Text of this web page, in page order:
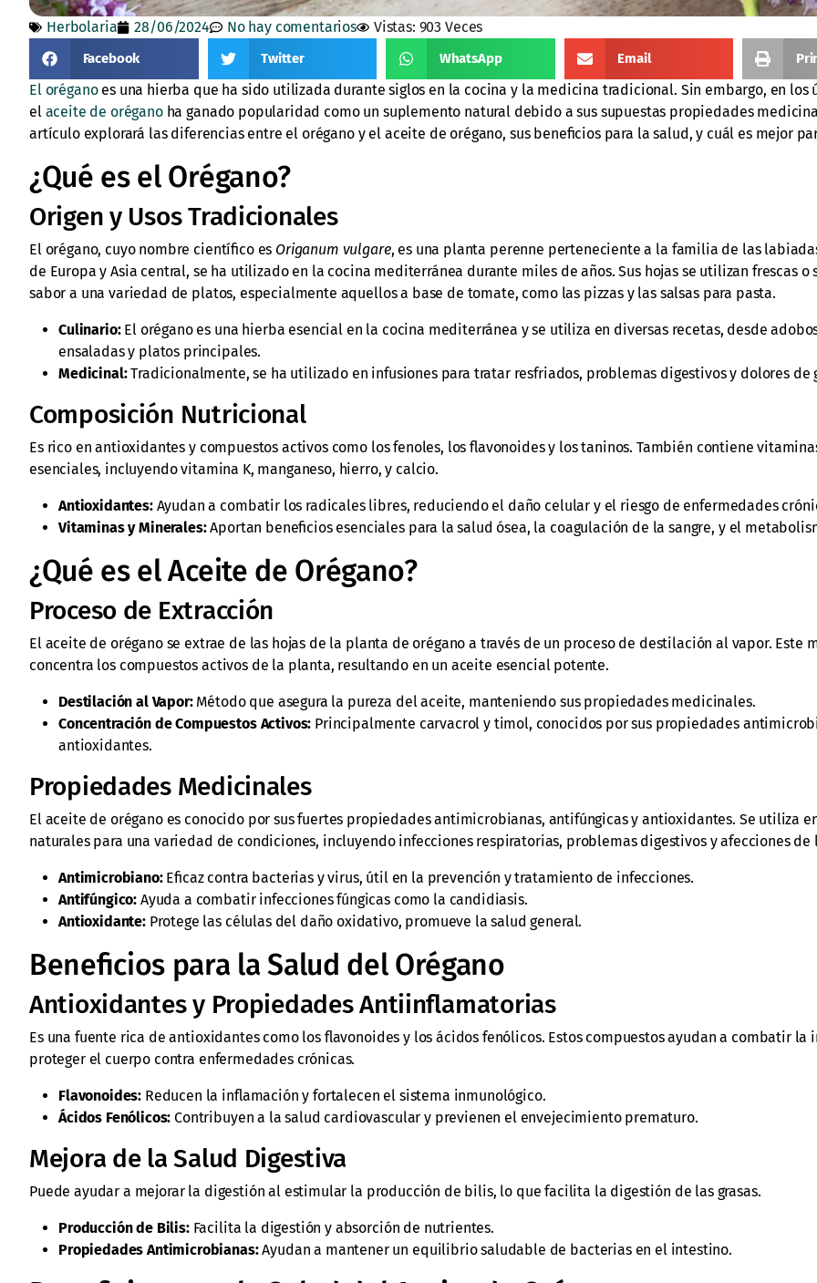
Herbolaria 28/06/2024 No hay comentarios Vistas: 903 Veces
Facebook Twitter WhatsApp Email
El oréganoes una hierba que ha sido utilizada durante siglos en la cocina y la medicina tradicional. Sin embargo, en los
el aceite de oréganoha ganado popularidad como un suplemento natural debido a sus supuestas propiedades
artículo explorará las diferencias entre el orégano y el aceite de orégano, sus beneficios para la salud, y cuál es mejor
¿Qué es el Orégano?
Origen y Usos Tradicionales
El orégano, cuyo nombre científico es Origanum vulgare, es una planta perenne perteneciente a la familia de las
de Europa y Asia central, se ha utilizado en la cocina mediterránea durante miles de años. Sus hojas se utilizan frescas o
sabor a una variedad de platos, especialmente aquellos a base de tomate, como las pizzas y las salsas para pasta.
Culinario:El orégano es una hierba esencial en la cocina mediterránea y se utiliza en diversas recetas, desde
ensaladas y platos principales.
Medicinal:Tradicionalmente, se ha utilizado en infusiones para tratar resfriados, problemas digestivos y dolores de
Composición Nutricional
Es rico en antioxidantes y compuestos activos como los fenoles, los flavonoides y los taninos. También contiene
esenciales, incluyendo vitamina K, manganeso, hierro, y calcio.
Antioxidantes:Ayudan a combatir los radicales libres, reduciendo el daño celular y el riesgo de enfermedades
Vitaminas y Minerales:Aportan beneficios esenciales para la salud ósea, la coagulación de la sangre, y el
¿Qué es el Aceite de Orégano?
Proceso de Extracción
El aceite de orégano se extrae de las hojas de la planta de orégano a través de un proceso de destilación al vapor. Este
concentra los compuestos activos de la planta, resultando en un aceite esencial potente.
Destilación al Vapor:Método que asegura la pureza del aceite, manteniendo sus propiedades medicinales.
Concentración de Compuestos Activos: Principalmente carvacrol y timol, conocidos por sus propiedades
antioxidantes.
Propiedades Medicinales
El aceite de orégano es conocido por sus fuertes propiedades antimicrobianas, antifúngicas y antioxidantes. Se utiliza
naturales para una variedad de condiciones, incluyendo infecciones respiratorias, problemas digestivos y afecciones de
Antimicrobiano:Eficaz contra bacterias y virus, útil en la prevención y tratamiento de infecciones.
Antifúngico: Ayuda a combatir infecciones fúngicas como la candidiasis.
Antioxidante:Protege las células del daño oxidativo, promueve la salud general.
Beneficios para la Salud del Orégano
Antioxidantes y Propiedades Antiinflamatorias
Es una fuente rica de antioxidantes como los flavonoides y los ácidos fenólicos. Estos compuestos ayudan a combatir la
proteger el cuerpo contra enfermedades crónicas.
Flavonoides: Reducen la inflamación y fortalecen el sistema inmunológico.
Ácidos Fenólicos: Contribuyen a la salud cardiovascular y previenen el envejecimiento prematuro.
Mejora de la Salud Digestiva
Puede ayudar a mejorar la digestión al estimular la producción de bilis, lo que facilita la digestión de las grasas.
Producción de Bilis:Facilita la digestión y absorción de nutrientes.
Propiedades Antimicrobianas:Ayudan a mantener un equilibrio saludable de bacterias en el intestino.